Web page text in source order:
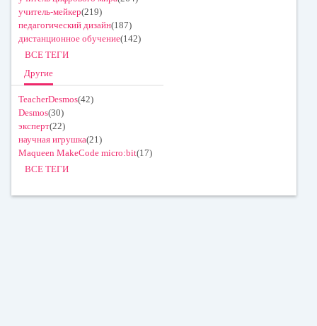
учитель-мейкер(219)
педагогический дизайн(187)
дистанционное обучение(142)
ВСЕ ТЕГИ
Другие
TeacherDesmos(42)
Desmos(30)
эксперт(22)
научная игрушка(21)
Maqueen MakeCode micro:bit(17)
ВСЕ ТЕГИ